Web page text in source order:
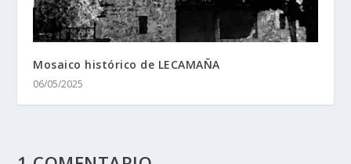
Mosaico histórico de LECAMAÑA
06/05/2025